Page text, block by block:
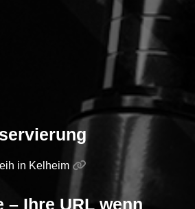
in Kelheim
– Ihre URL wenn